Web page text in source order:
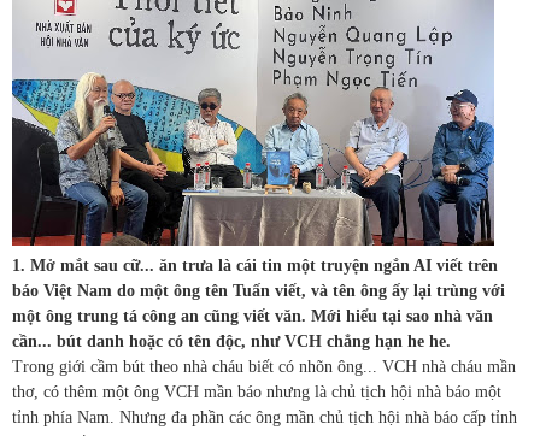
1. Mở mắt sau cữ... ăn trưa là cái tin một truyện ngắn AI viết trên
báo Việt Nam do một ông tên Tuấn viết, và tên ông ấy lại trùng với
một ông trung tá công an cũng viết văn. Mới hiểu tại sao nhà văn
cần... bút danh hoặc có tên độc, như VCH chẳng hạn he he.
Trong giới cầm bút theo nhà cháu biết có nhõn ông... VCH nhà cháu mần
thơ, có thêm một ông VCH mần báo nhưng là chủ tịch hội nhà báo một
tỉnh phía Nam. Nhưng đa phần các ông mần chủ tịch hội nhà báo cấp tỉnh